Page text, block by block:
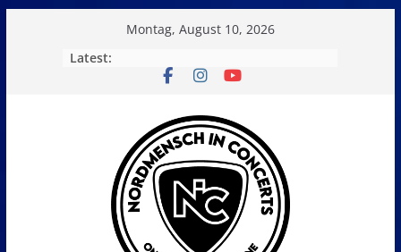
Montag, August 10, 2026
Latest: